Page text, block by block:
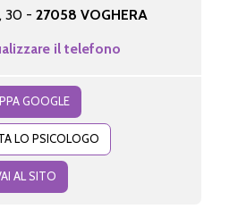
30 - 27058 VOGHERA
il telefono
GOOGLE
LO PSICOLOGO
AL SITO